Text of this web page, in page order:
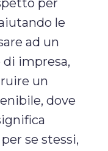
per
le
ad un
impresa,
un
dove
se stessi,